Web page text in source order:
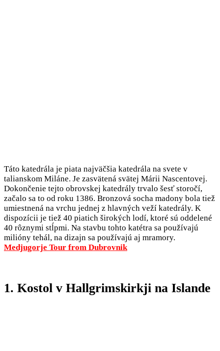
Táto katedrála je piata najväčšia katedrála na svete v
talianskom Miláne. Je zasvätená svätej Márii Nascentovej.
Dokončenie tejto obrovskej katedrály trvalo šesť storočí,
začalo sa to od roku 1386. Bronzová socha madony bola tiež
umiestnená na vrchu jednej z hlavných veží katedrály. K
dispozícii je tiež 40 piatich širokých lodí, ktoré sú oddelené
40 rôznymi stĺpmi. Na stavbu tohto katétra sa používajú
milióny tehál, na dizajn sa používajú aj mramory.
Medjugorje Tour from Dubrovnik
1. Kostol v Hallgrimskirkji na Islande